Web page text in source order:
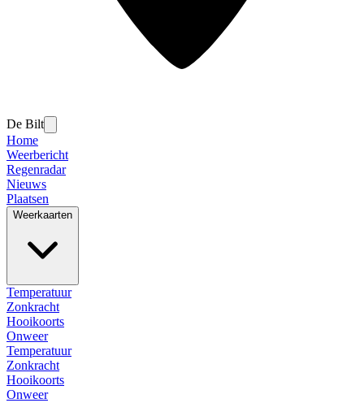
De Bilt
Home
Weerbericht
Regenradar
Nieuws
Plaatsen
Weerkaarten
Temperatuur
Zonkracht
Hooikoorts
Onweer
Temperatuur
Zonkracht
Hooikoorts
Onweer